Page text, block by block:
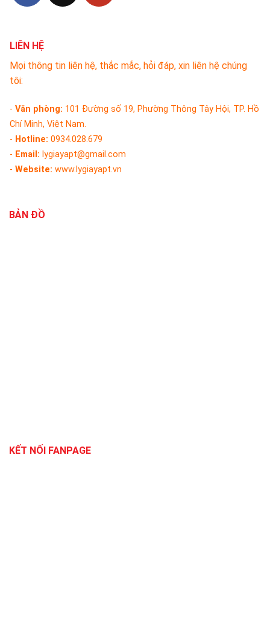
LIÊN HỆ
Mọi thông tin liên hệ, thắc mắc, hỏi đáp, xin liên hệ chúng
tôi:
- Văn phòng: 101 Đường số 19, Phường Thông Tây Hội, TP. Hồ
Chí Minh, Việt Nam.
- Hotline: 0934.028.679
- Email: lygiayapt@gmail.com
- Website: www.lygiayapt.vn
BẢN ĐỒ
KẾT NỐI FANPAGE